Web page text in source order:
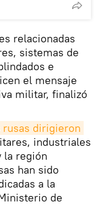
relacionadas
sistemas de
e
el mensaje
militar, finalizó
rusas dirigieron
industriales
la región
han sido
a la
de